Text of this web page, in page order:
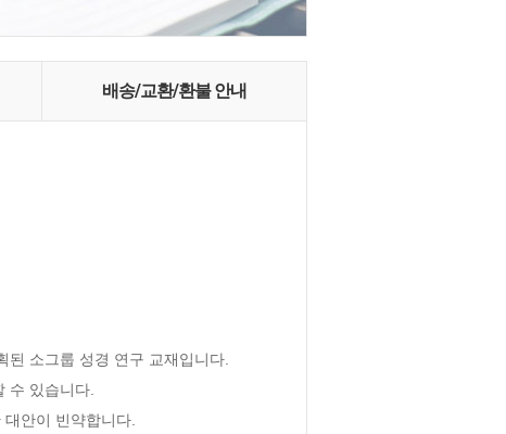
배송/교환/환불 안내
소그룹 성경 연구 교재입니다.
수 있습니다.
안이 빈약합니다.